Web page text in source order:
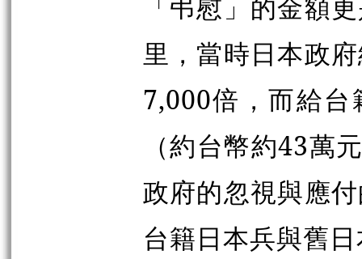
里，當時日本政
7,000倍，而給
（約台幣約43萬
政府的忽視與應
台籍日本兵與舊